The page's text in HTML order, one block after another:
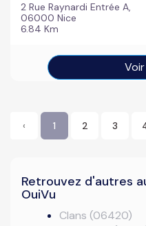
2 Rue Raynardi Entrée A,
06000 Nice
6.84 Km
‹ 1 2 3
Retrouvez d'autres
OuiVu
Clans (06420)